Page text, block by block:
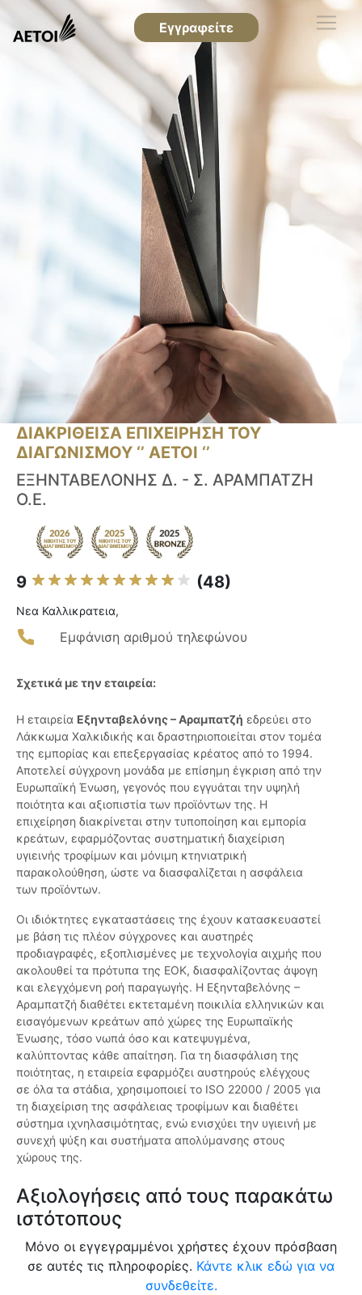
Εγγραφείτε
ΔΙΑΚΡΙΘΕΙΣΑ ΕΠΙΧΕΙΡΗΣΗ ΤΟΥ
ΔΙΑΓΩΝΙΣΜΟΥ ‘’ ΑΕΤΟΙ ‘’
ΕΞΗΝΤΑΒΕΛΟΝΗΣ Δ. - Σ. ΑΡΑΜΠΑΤΖΗ
Ο.Ε.
9 (48)
Νεα Καλλικρατεια,
Εμφάνιση αριθμού τηλεφώνου
Σχετικά με την εταιρεία:
Η εταιρεία Εξηνταβελόνης – Αραμπατζή εδρεύει στο
Λάκκωμα Χαλκιδικής και δραστηριοποιείται στον τομέα
της εμπορίας και επεξεργασίας κρέατος από το 1994.
Αποτελεί σύγχρονη μονάδα με επίσημη έγκριση από την
Ευρωπαϊκή Ένωση, γεγονός που εγγυάται την υψηλή
ποιότητα και αξιοπιστία των προϊόντων της. Η
επιχείρηση διακρίνεται στην τυποποίηση και εμπορία
κρεάτων, εφαρμόζοντας συστηματική διαχείριση
υγιεινής τροφίμων και μόνιμη κτηνιατρική
παρακολούθηση, ώστε να διασφαλίζεται η ασφάλεια
των προϊόντων.
Οι ιδιόκτητες εγκαταστάσεις της έχουν κατασκευαστεί
με βάση τις πλέον σύγχρονες και αυστηρές
προδιαγραφές, εξοπλισμένες με τεχνολογία αιχμής που
ακολουθεί τα πρότυπα της ΕΟΚ, διασφαλίζοντας άψογη
και ελεγχόμενη ροή παραγωγής. Η Εξηνταβελόνης –
Αραμπατζή διαθέτει εκτεταμένη ποικιλία ελληνικών και
εισαγόμενων κρεάτων από χώρες της Ευρωπαϊκής
Ένωσης, τόσο νωπά όσο και κατεψυγμένα,
καλύπτοντας κάθε απαίτηση. Για τη διασφάλιση της
ποιότητας, η εταιρεία εφαρμόζει αυστηρούς ελέγχους
σε όλα τα στάδια, χρησιμοποιεί το ISO 22000 / 2005 για
τη διαχείριση της ασφάλειας τροφίμων και διαθέτει
σύστημα ιχνηλασιμότητας, ενώ ενισχύει την υγιεινή με
συνεχή ψύξη και συστήματα απολύμανσης στους
χώρους της.
Αξιολογήσεις από τους παρακάτω
ιστότοπους
Μόνο οι εγγεγραμμένοι χρήστες έχουν πρόσβαση
σε αυτές τις πληροφορίες. Κάντε κλικ εδώ για να
συνδεθείτε.